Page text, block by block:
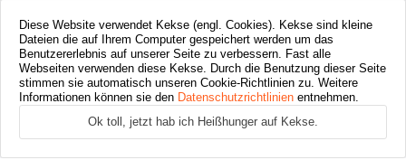
PARTNERNETZWERK
lustige-sprueche-und-witze.de
geburtstagsfreunde.de
Diese Website verwendet Kekse (engl. Cookies). Kekse sind kleine
Dateien die auf Ihrem Computer gespeichert werden um das
Benutzererlebnis auf unserer Seite zu verbessern. Fast alle
Webseiten verwenden diese Kekse. Durch die Benutzung dieser Seite
stimmen sie automatisch unseren Cookie-Richtlinien zu. Weitere
Informationen können sie den Datenschutzrichtlinien entnehmen.
Ok toll, jetzt hab ich Heißhunger auf Kekse.